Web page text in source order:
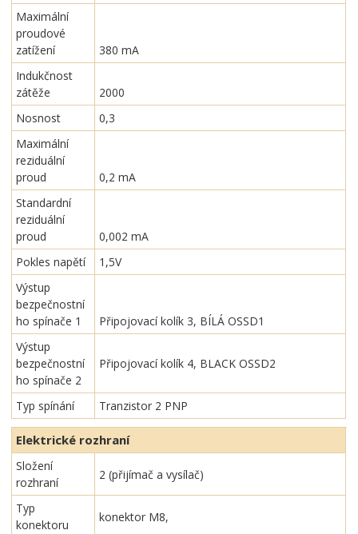
Maximální
proudové
zatížení
380 mA
Indukčnost
zátěže
2000
Nosnost
0,3
Maximální
reziduální
proud
0,2 mA
Standardní
reziduální
proud
0,002 mA
Pokles napětí
1,5V
Výstup
bezpečnostní
ho spínače 1
Připojovací kolík 3, BÍLÁ OSSD1
Výstup
bezpečnostní
ho spínače 2
Připojovací kolík 4, BLACK OSSD2
Typ spínání Tranzistor 2 PNP
Elektrické rozhraní
Složení
rozhraní
2 (přijímač a vysílač)
Typ
konektoru
konektor M8,